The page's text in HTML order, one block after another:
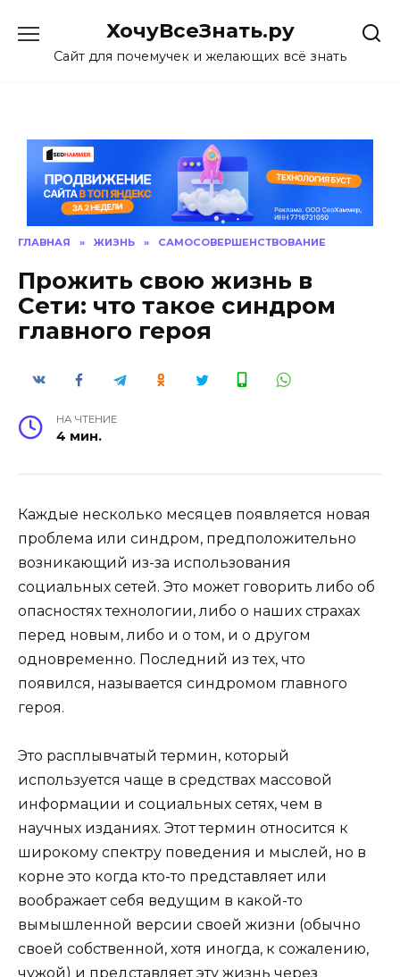
content
ХочуВсеЗнать.ру
Сайт для почемучек и желающих всё знать
ГЛАВНАЯ » ЖИЗНЬ » САМОСОВЕРШЕНСТВОВАНИЕ
Прожить свою жизнь в
Сети: что такое синдром
главного героя
НА ЧТЕНИЕ
4 мин.
Каждые несколько месяцев появляется новая
проблема или синдром, предположительно
возникающий из-за использования
социальных сетей. Это может говорить либо об
опасностях технологии, либо о наших страхах
перед новым, либо и о том, и о другом
одновременно. Последний из тех, что
появился, называется синдромом главного
героя.
Это расплывчатый термин, который
используется чаще в средствах массовой
информации и социальных сетях, чем в
научных изданиях. Этот термин относится к
широкому спектру поведения и мыслей, но в
корне это когда кто-то представляет или
воображает себя ведущим в какой-то
вымышленной версии своей жизни (обычно
своей собственной, хотя иногда, к сожалению,
чужой) и представляет эту жизнь через